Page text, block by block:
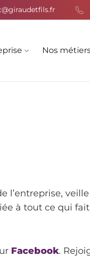
Nos
l’entreprise,
à tout ce qui
Facebook.